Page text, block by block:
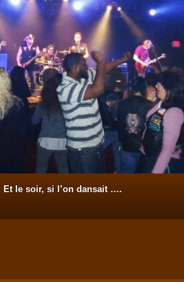
Et le soir, si l’on dansait ….